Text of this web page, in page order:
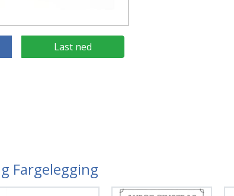
Last ned
Fargelegging